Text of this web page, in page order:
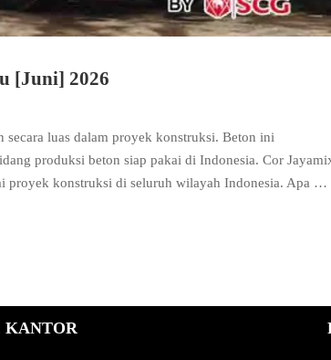
[Juni] 2026
secara luas dalam proyek konstruksi. Beton ini
produksi beton siap pakai di Indonesia. Cor
proyek konstruksi di seluruh wilayah Indonesia. Apa …